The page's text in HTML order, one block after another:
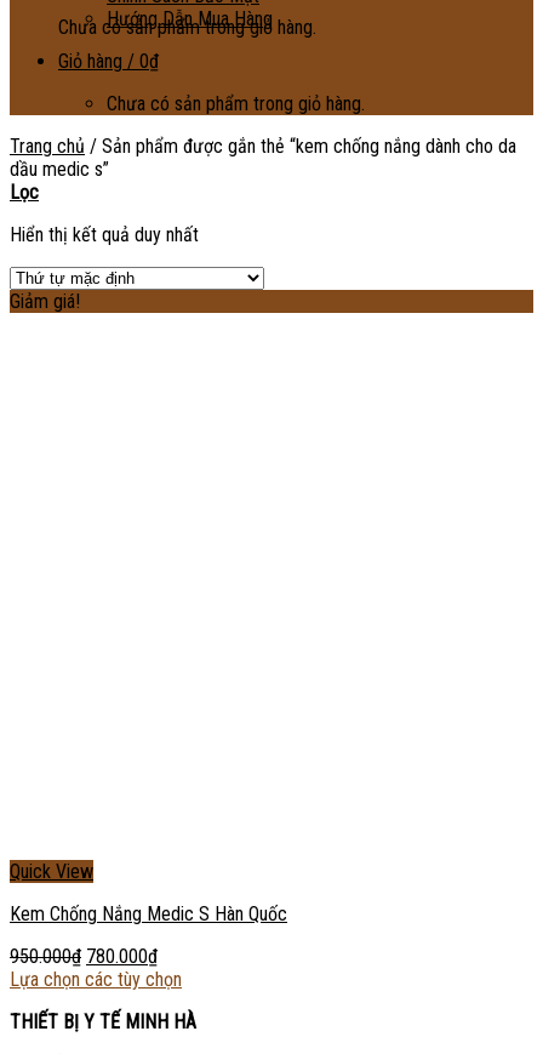
Chưa có sản phẩm trong giỏ hàng.
Hướng Dẫn Mua Hàng
Giỏ hàng / 0₫
Chưa có sản phẩm trong giỏ hàng.
Trang chủ / Sản phẩm được gắn thẻ “kem chống nắng dành cho da
dầu medic s”
Lọc
Hiển thị kết quả duy nhất
Giảm giá!
Quick View
Kem Chống Nắng Medic S Hàn Quốc
950.000₫ 780.000₫
Lựa chọn các tùy chọn
THIẾT BỊ Y TẾ MINH HÀ